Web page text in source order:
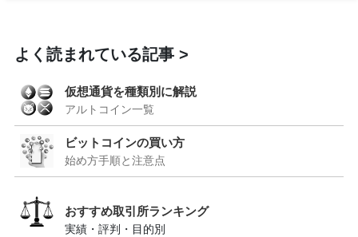
よく読まれている記事
仮想通貨を種類別に解説
アルトコイン一覧
ビットコインの買い方
始め方手順と注意点
おすすめ取引所ランキング
実績・評判・目的別